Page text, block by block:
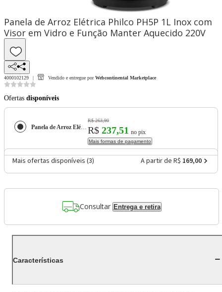
Panela de Arroz Elétrica Philco PH5P 1L Inox com
Visor em Vidro e Função Manter Aquecido 220V
4000102129 Vendido e entregue por Webcontinental Marketplace
Ofertas disponíveis
Panela de Arroz Elétrica Philco PH5P 1L Inox com Visor em Vidro e Função Manter Aquecido 220V
R$ 263,90
R$ 237,51 no pix
Mais formas de pagamento
Mais ofertas disponíveis (3) A partir de R$ 169,00
Consultar Entrega e retira
Características